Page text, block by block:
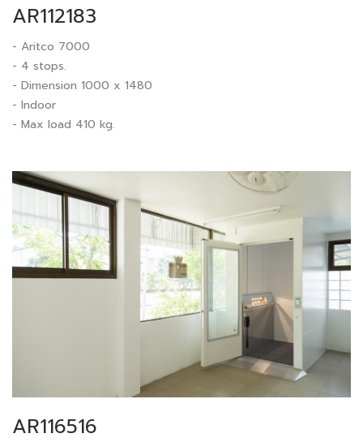
AR112183
- Aritco 7000
- 4 stops.
- Dimension 1000 x 1480
- Indoor
- Max load 410 kg.
AR116516